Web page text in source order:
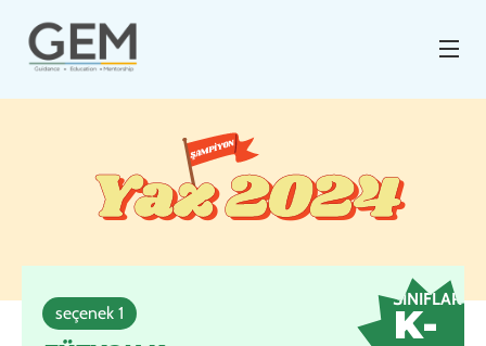
Yaz 2024
seçenek 1
SINIFLAR
K-